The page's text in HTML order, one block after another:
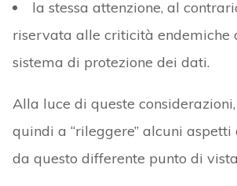
la stessa attenzione, al
riservata alle criticità endemiche
sistema di protezione dei dati.
Alla luce di queste
quindi a “rileggere” alcuni
da questo differente punto di